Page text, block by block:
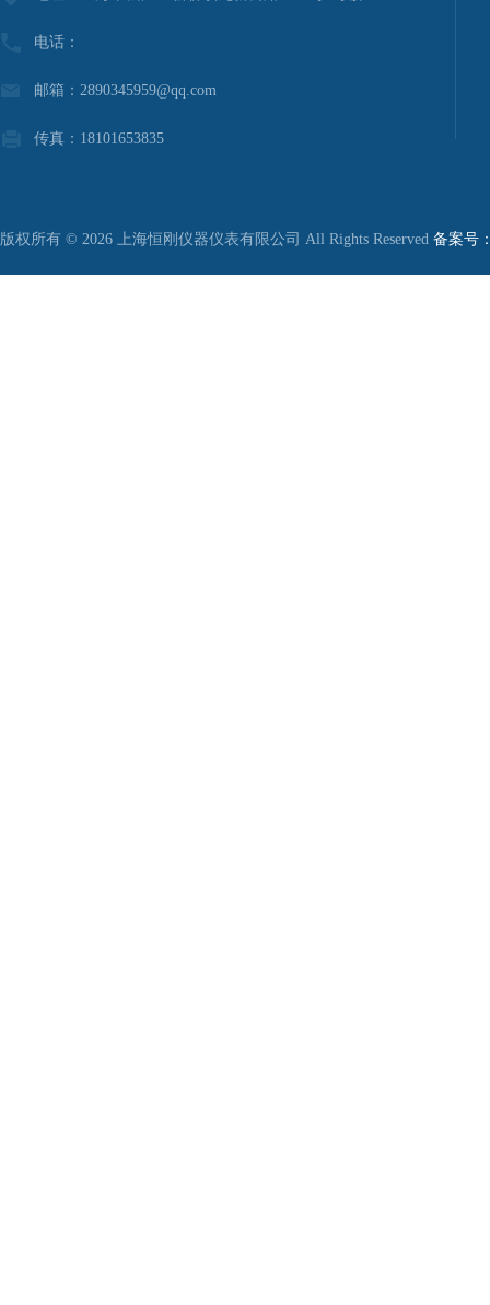
电话：
邮箱：2890345959@qq.com
传真：18101653835
版权所有 © 2026 上海恒刚仪器仪表有限公司 All Rights Reserved 备案号